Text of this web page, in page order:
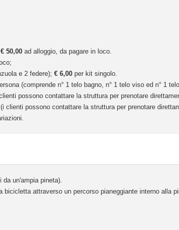
€ 50,00 ad alloggio, da pagare in loco.
e 2 federe); € 6,00 per kit singolo.
(comprende n° 1 telo bagno, n° 1 telo viso ed n° 1
possono contattare la struttura per prenotare
possono contattare la struttura per prenotare
un'ampia pineta).
attraverso un percorso pianeggiante interno alla